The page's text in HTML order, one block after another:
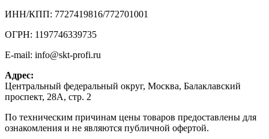
ИНН/КПП: 7727419816/772701001
ОГРН: 1197746339735
E-mail: info@skt-profi.ru
Адрес:
Центральный федеральный округ, Москва, Балаклавский
проспект, 28А, стр. 2
По техническим причинам цены товаров предоставлены для
ознакомления и не являются публичной офертой.